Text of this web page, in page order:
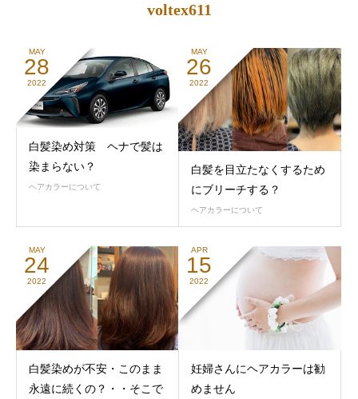
voltex611
MAY
28
2022
白髪染め対策 ヘナで髪は
染まらない？
ヘアカラーについて
MAY
26
2022
白髪を目立たなくするため
にブリーチする？
ヘアカラーについて
MAY
24
2022
白髪染めが不安・このまま
永遠に続くの？・・そこで
APR
15
2022
妊婦さんにヘアカラーは勧
めません